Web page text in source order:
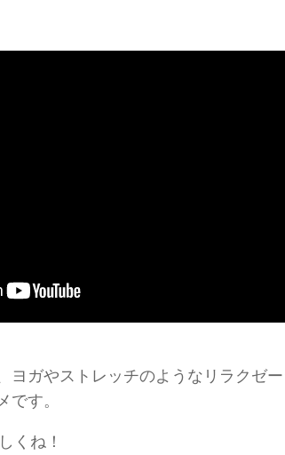
ヨガやストレッチのようなリラクゼ
す。
くね！